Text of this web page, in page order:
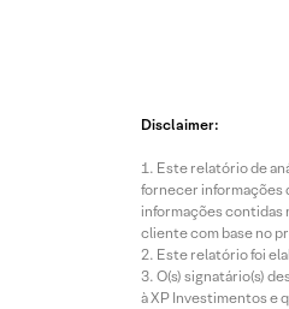
Disclaimer:
Este relatório de
fornecer informações
informações contidas
cliente com base no
Este relatório foi
O(s) signatário(s)
à XP Investimentos e